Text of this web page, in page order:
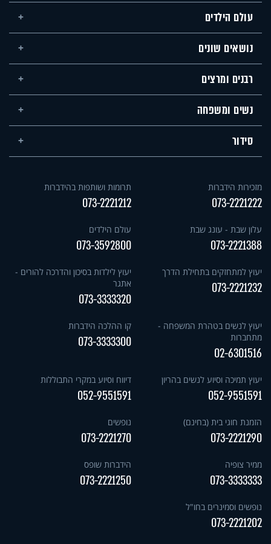
עולם הילדים
נושאים שונים
רבנים ומרצים
נשים ומשפחה
סידור
מזכירות הידברות
073-2221222
תרומות ושותפות בהידברות
073-2221212
עלון שבת - עונג שבת
073-2221388
עולם הילדים
073-3592800
יעוץ למתחזקים בתחילת הדרך
073-2221232
יעוץ לילדות בסיכון והדרכה להורים -
אתגר
073-3333320
יעוץ לנשים בטהרת המשפחה -
מתחברות
02-6301516
קו ההלכה הידברות
073-3333300
יעוץ תמיכה וסיוע לנשים בהריון
052-9551591
דיווח וסיוע במקרי התבוללות
052-9551591
הזמנת חוגי בית (בחינם)
073-2221290
נופשים
073-2221270
ממיר צופיה
073-3333333
הידברות שופס
073-2221250
נופשים וסמינרים בחו"ל
073-2221202